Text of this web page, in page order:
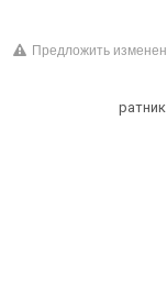
Предложить
ратник